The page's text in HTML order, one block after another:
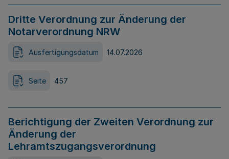
Dritte Verordnung zur Änderung der
Notarverordnung NRW
Ausfertigungsdatum 14.07.2026
Seite 457
Berichtigung der Zweiten Verordnung zur
Änderung der
Lehramtszugangsverordnung